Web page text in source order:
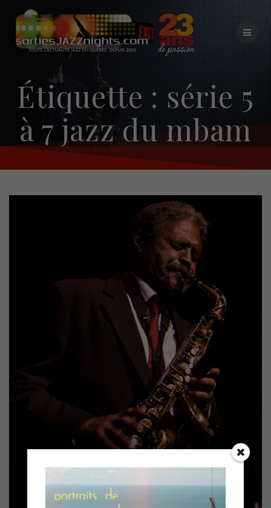
Skip
to
content
Étiquette :série 5
à 7 jazz du mbam